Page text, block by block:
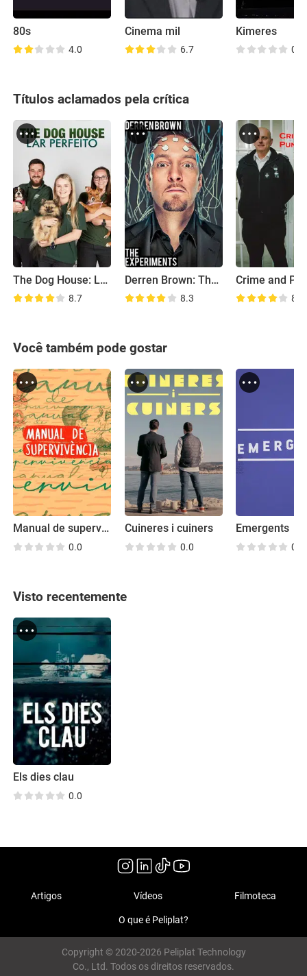
80s
4.0
Cinema mil
6.7
Kimeres
0.0
Títulos aclamados pela crítica
The Dog House: Lar Perfeito
8.7
Derren Brown: The Experiments
8.3 8.6
Você também pode gostar
Manual de supervivència
0.0
Cuineres i cuiners
0.0
Emergents
0.0
Visto recentemente
Els dies clau
0.0
Artigos Vídeos Filmoteca
O que é Peliplat?
Copyright © 2020-2026 Peliplat Technology
Co., Ltd. Todos os direitos reservados.